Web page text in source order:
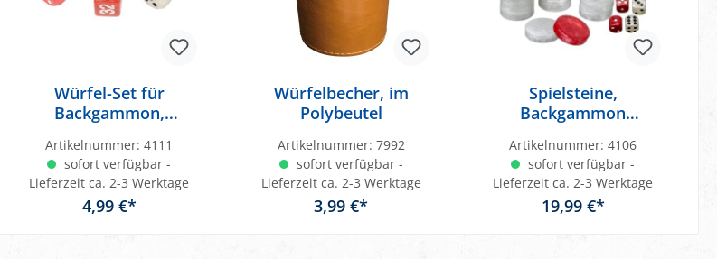
Würfel-Set für
Backgammon,
16 mm, 4 Würfel, 1
Doppler
Artikelnummer:4111
sofort verfügbar -
Lieferzeit ca. 2-3 Werktage
4,99 €*
Würfelbecher, im
Polybeutel
Artikelnummer: 7992
sofort verfügbar -
Lieferzeit ca. 2-3 Werktage
3,99 €*
Spielsteine,
Backgammon
Kunststoff, rot weiß,
inkl. Würfel
Artikelnummer:4106
sofort verfügbar -
Lieferzeit ca. 2-3 Werktage
19,99 €*